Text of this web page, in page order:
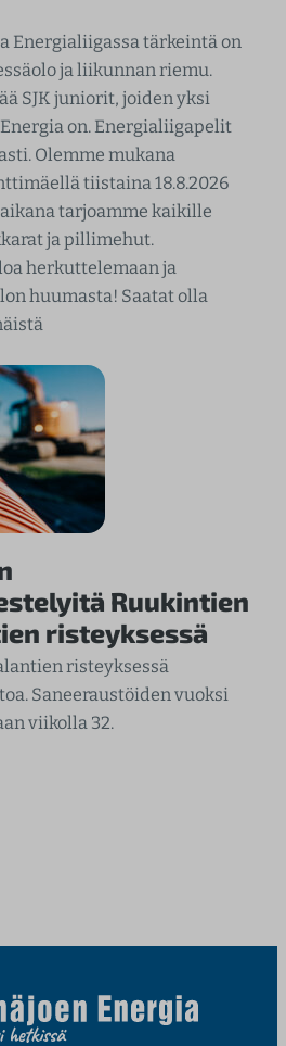
Energialiigassa tärkeintä on
ja liikunnan riemu.
SJK juniorit, joiden yksi
on. Energialiigapelit
Olemme mukana
tiistaina 18.8.2026
tarjoamme kaikille
ja pillimehut.
herkuttelemaan ja
huumasta! Saatat olla
Ruukintien
risteyksessä
risteyksessä
Saneeraustöiden vuoksi
viikolla 32.